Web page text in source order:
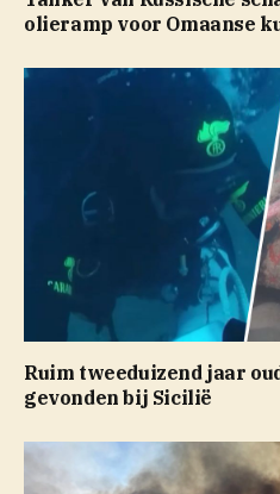
olieramp voor Omaanse
Ruim tweeduizend jaar
gevonden bij Sicilië